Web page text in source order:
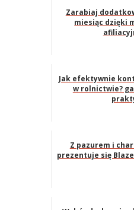
Zarabiaj
miesiąc dzięki
Jak efektywnie
w rolnictwie?
Z pazurem i
prezentuje się